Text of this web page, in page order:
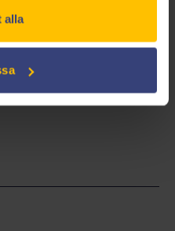
alla